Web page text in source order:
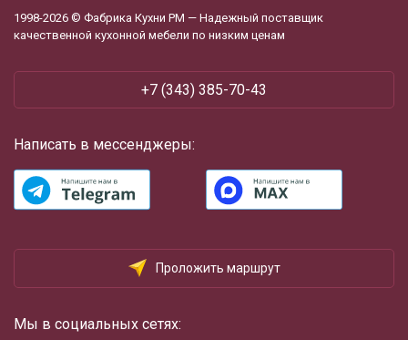
1998-2026 © Фабрика Кухни РМ — Надежный поставщик
качественной кухонной мебели по низким ценам
+7 (343) 385-70-43
Написать в мессенджеры:
Проложить маршрут
Мы в социальных сетях: